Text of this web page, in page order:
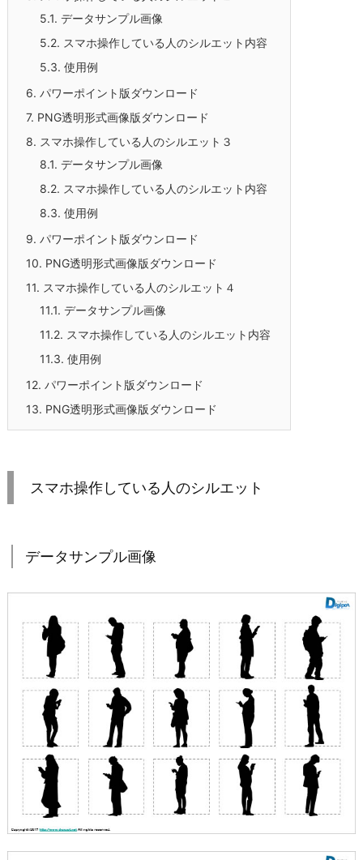
5.1. データサンプル画像
5.2. スマホ操作している人のシルエット内容
5.3. 使用例
6. パワーポイント版ダウンロード
7. PNG透明形式画像版ダウンロード
8. スマホ操作している人のシルエット３
8.1. データサンプル画像
8.2. スマホ操作している人のシルエット内容
8.3. 使用例
9. パワーポイント版ダウンロード
10. PNG透明形式画像版ダウンロード
11. スマホ操作している人のシルエット４
11.1. データサンプル画像
11.2. スマホ操作している人のシルエット内容
11.3. 使用例
12. パワーポイント版ダウンロード
13. PNG透明形式画像版ダウンロード
スマホ操作している人のシルエット
データサンプル画像